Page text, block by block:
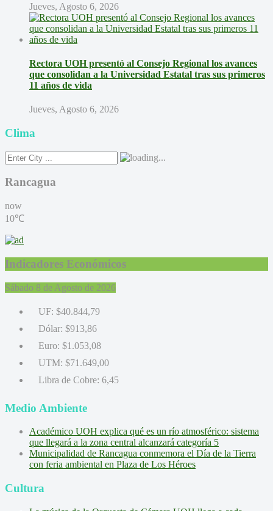
Jueves, Agosto 6, 2026
Rectora UOH presentó al Consejo Regional los avances
que consolidan a la Universidad Estatal tras sus primeros
11 años de vida
Jueves, Agosto 6, 2026
Clima
Rancagua
now
10℃
Indicadores Económicos
Sábado 8 de Agosto de 2026
UF: $40.844,79
Dólar: $913,86
Euro: $1.053,08
UTM: $71.649,00
Libra de Cobre: 6,45
Medio Ambiente
Académico UOH explica qué es un río atmosférico: sistema
que llegará a la zona central alcanzará categoría 5
Municipalidad de Rancagua conmemora el Día de la Tierra
con feria ambiental en Plaza de Los Héroes
Cultura